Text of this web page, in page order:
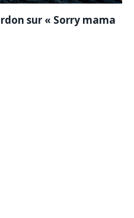
sur « Sorry mama